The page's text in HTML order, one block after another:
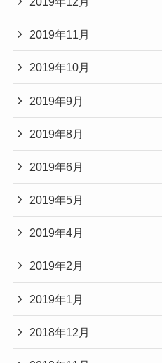
2019年11月
2019年10月
2019年9月
2019年8月
2019年6月
2019年5月
2019年4月
2019年2月
2019年1月
2018年12月